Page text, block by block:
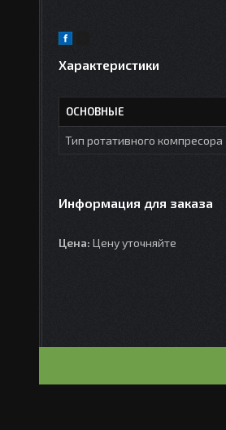
Характеристики
ОСНОВНЫЕ
Тип ротативного компресора
Информация для заказа
Цена: Цену уточняйте